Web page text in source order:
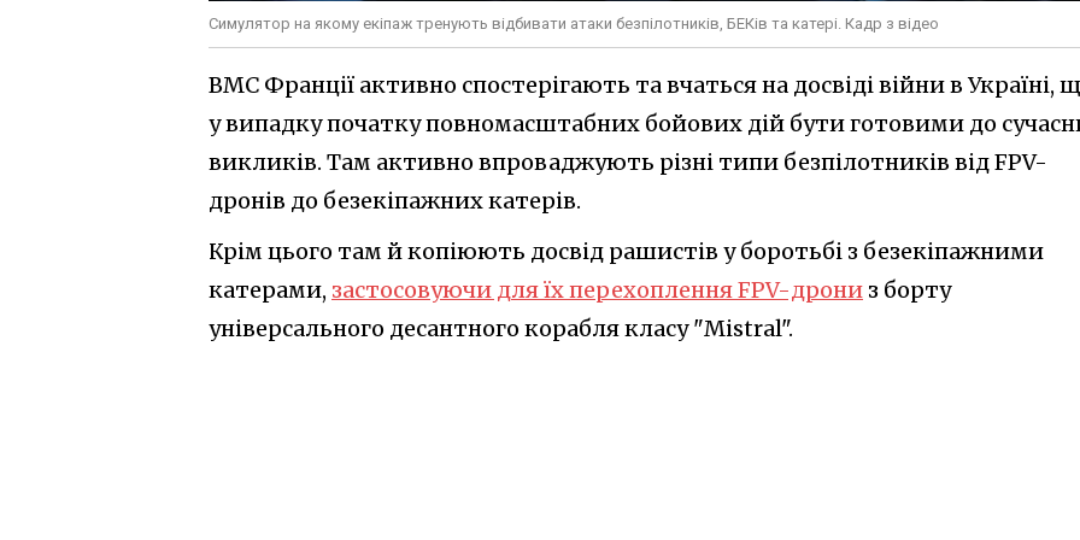
Симулятор на якому екіпаж тренують відбивати атаки безпілотників, БЕКів та катері. Кадр з відео
ВМС Франції активно спостерігають та вчаться на досвіді війни в Україні,
у випадку початку повномасштабних бойових дій бути готовими до
викликів. Там активно впроваджують різні типи безпілотників від FPV-
дронів до безекіпажних катерів.
Крім цього там й копіюють досвід рашистів у боротьбі з безекіпажними
катерами, застосовуючи для їх перехоплення FPV-дрони з борту
універсального десантного корабля класу "Mistral".